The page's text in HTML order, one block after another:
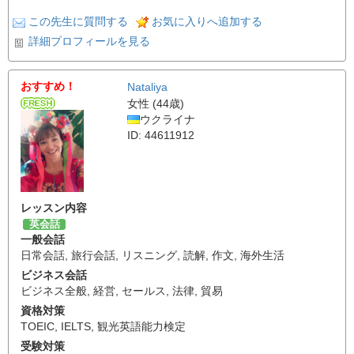
この先生に質問する
お気に入りへ追加する
詳細プロフィールを見る
おすすめ！
Nataliya
女性 (44歳)
ウクライナ
ID: 44611912
レッスン内容
英会話
一般会話
日常会話, 旅行会話, リスニング, 読解, 作文, 海外生活
ビジネス会話
ビジネス全般, 経営, セールス, 法律, 貿易
資格対策
TOEIC, IELTS, 観光英語能力検定
受験対策